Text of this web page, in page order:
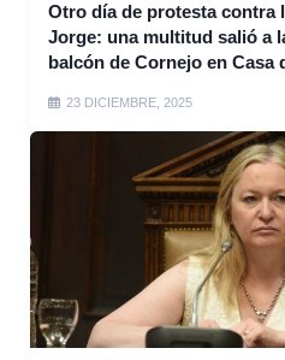
Otro día de protesta contra
Jorge: una multitud salió a
balcón de Cornejo en Casa
23 DICIEMBRE, 2025